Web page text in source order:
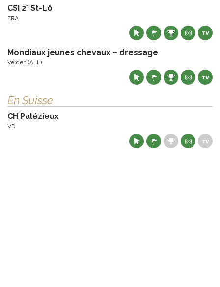
CSI 2* St-Lô
FRA
Mondiaux jeunes chevaux – dressage
Verden (ALL)
En Suisse
CH Palézieux
VD